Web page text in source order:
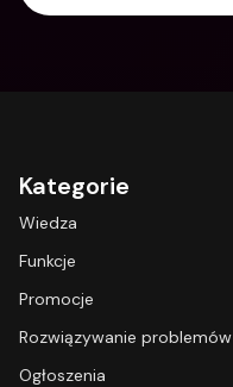
Kategorie
Wiedza
Funkcje
Promocje
Rozwiązywanie problemów
Ogłoszenia